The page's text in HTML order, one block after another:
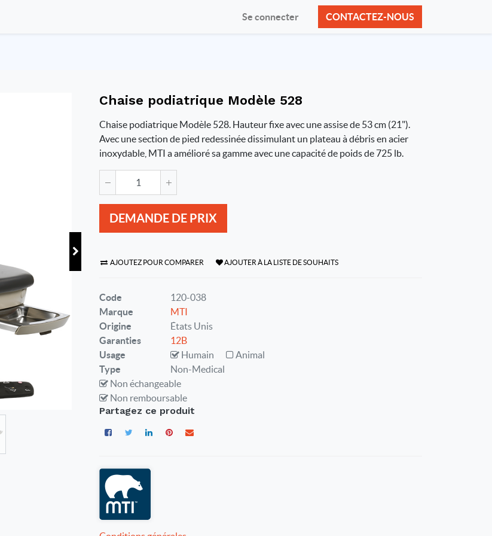
Se connecter CONTACTEZ-NOUS
Chaise podiatrique Modèle 528
Chaise podiatrique Modèle 528. Hauteur fixe avec une assise de 53 cm (21").
Avec une section de pied redessinée dissimulant un plateau à débris en acier
inoxydable, MTI a amélioré sa gamme avec une capacité de poids de 725 lb.
DEMANDE DE PRIX
AJOUTEZ POUR COMPARER AJOUTER À LA LISTE DE SOUHAITS
Code
120-038
Marque
MTI
Origine
États Unis
Garanties
12B
Usage
Humain
Animal
Type
Non-Medical
Non échangeable
Non remboursable
Partagez ce produit